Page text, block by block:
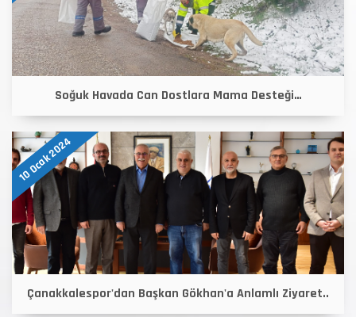
Soğuk Havada Can Dostlara Mama Desteği…
10 Ocak 2024
Çanakkalespor'dan Başkan Gökhan'a Anlamlı Ziyaret..